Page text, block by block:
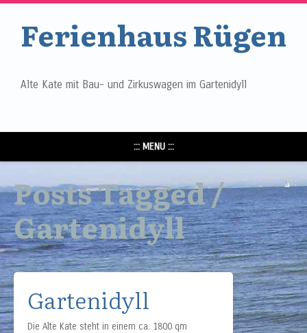
Ferienhaus Rügen
Alte Kate mit Bau- und Zirkuswagen im Gartenidyll
::: MENU :::
Posts Tagged /
Gartenidyll
Gartenidyll
Die Alte Kate steht in einem ca. 1800 qm